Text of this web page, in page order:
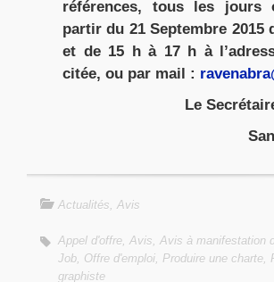
références, tous les jours
partir du 21 Septembre 2015
et de 15 h à 17 h à
citée, ou par mail :
Le
Actualités, Avis
Appel d'offre, Avis, Avis à manifestation
Job, Offre d'emploi, Produire une charte,
graphiste